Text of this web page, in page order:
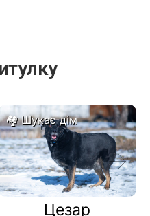
Шукає дім
Цезар